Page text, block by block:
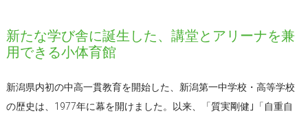
新たな学び舎に誕生した、講堂とアリーナを兼
用できる小体育館
新潟県内初の中高一貫教育を開始した、新潟第一中学校・高等学校
の歴史は、1977年に幕を開けました。以来、「質実剛健｣「自重自